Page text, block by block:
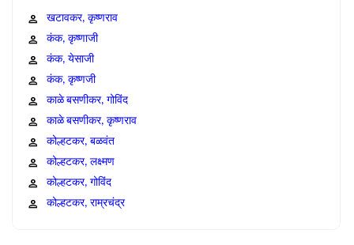
खटावकर, कृष्णराव
कंक, कृष्णाजी
कंक, येसाजी
कंक, कृष्णजी
काळे बसणीकर, गोविंद
काळे बसणीकर, कृष्णराव
कोल्हटकर, बळवंत
कोल्हटकर, लक्ष्मण
कोल्हटकर, गोविंद
कोल्हटकर, राम्रचंद्र